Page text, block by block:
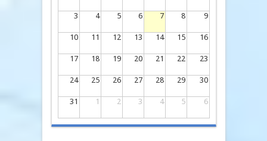
3 4 5 6 7 8 9
10 11 12 13 14 15 16
17 18 19 20 21 22 23
24 25 26 27 28 29 30
31 1 2 3 4 5 6